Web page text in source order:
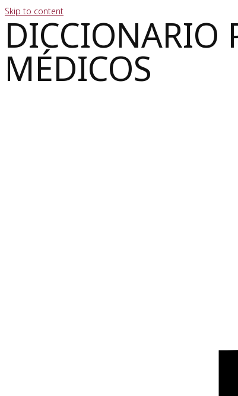
Skip to content
DICCIONARIO
MÉDICOS